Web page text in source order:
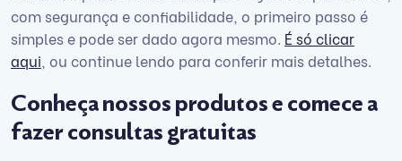
com segurança e confiabilidade, o primeiro passo é
simples e pode ser dado agora mesmo. É só clicar
aqui , ou continue lendo para conferir mais detalhes.
Conheça nossos produtos e comece a
fazer consultas gratuitas